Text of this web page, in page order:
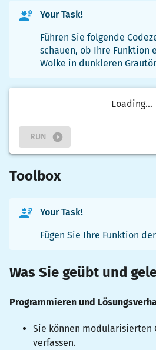
Your Task!
Führen Sie folgende
schauen, ob Ihre Funktion
Wolke in dunkleren
Loading...
RUN
Toolbox
Your Task!
Fügen Sie Ihre Funktion
Was Sie geübt und
Programmieren und
Sie können modularisierten
verfassen.